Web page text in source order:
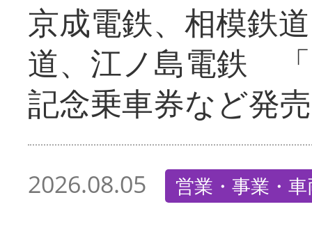
京成電鉄、相模鉄
道、江ノ島電鉄
記念乗車券など発売
2026.08.05 営業・事業・